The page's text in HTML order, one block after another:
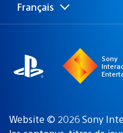
Choisir
une
Région
actuelle
Français
Sony
Website © 2026 Sony